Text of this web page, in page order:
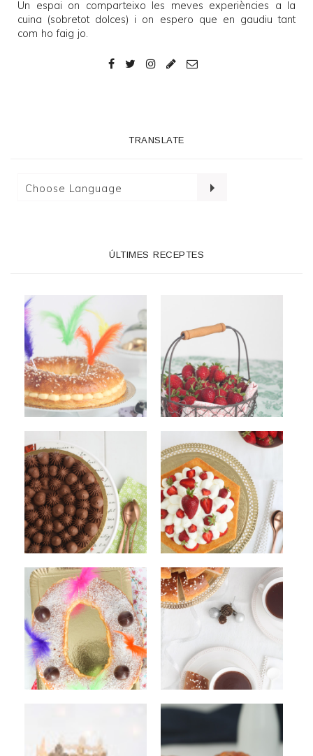
Un espai on comparteixo les meves experiències a la
cuina (sobretot dolces) i on espero que en gaudiu tant
com ho faig jo.
TRANSLATE
ÚLTIMES RECEPTES